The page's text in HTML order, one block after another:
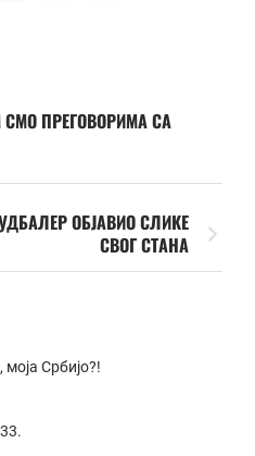
ПРЕГОВОРИМА СА
ОБЈАВИО СЛИКЕ
СВОГ СТАНА
Србијо?!